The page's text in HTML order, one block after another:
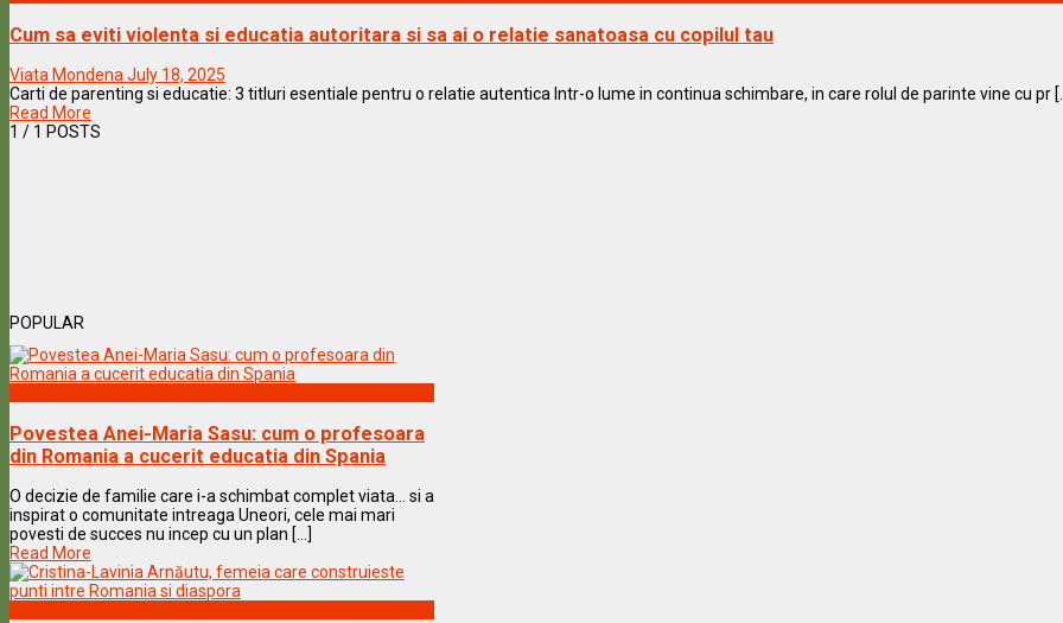
Cum sa eviti violenta si educatia autoritara si sa ai o relatie sanatoasa cu copilul tau
Viata Mondena July 18, 2025
Carti de parenting si educatie: 3 titluri esentiale pentru o relatie autentica Intr-o lume in continua schimbare, in care rolul de parinte vine cu pr
Read More
1 / 1 POSTS
POPULAR
Povestea Anei-Maria Sasu: cum o profesoara
din Romania a cucerit educatia din Spania
O decizie de familie care i-a schimbat complet viata… si a
inspirat o comunitate intreaga Uneori, cele mai mari
povesti de succes nu incep cu un plan [...]
Read More